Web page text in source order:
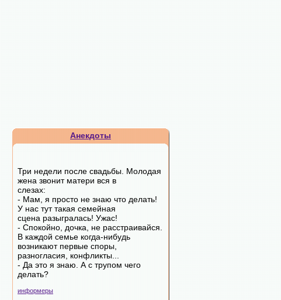
Анекдоты
Три недели после свадьбы. Молодая
жена звонит матери вся в
слезах:
- Мам, я просто не знаю что делать!
У нас тут такая семейная
сцена разыгралась! Ужас!
- Спокойно, дочка, не расстраивайся.
В каждой семье когда-нибудь
возникают первые споры,
разногласия, конфликты...
- Да это я знаю. А с трупом чего
делать?
информеры